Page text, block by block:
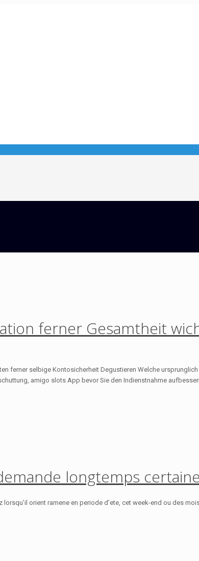
ferner Gesamtheit
ferner selbige Kontosicherheit Degustieren Welche
amigo slots App bevor Sie den Indienstnahme
longtemps
orient ramene en periode d’ete, cet week-end ou des